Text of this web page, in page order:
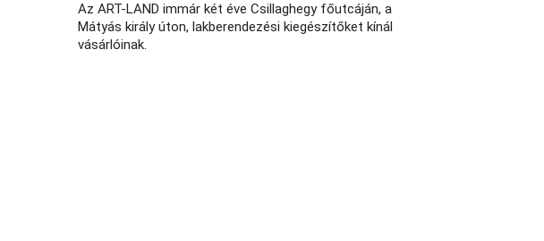
Az ART-LAND immár két éve Csillaghegy főutcáján, a
Mátyás király úton, lakberendezési kiegészítőket kínál
vásárlóinak.